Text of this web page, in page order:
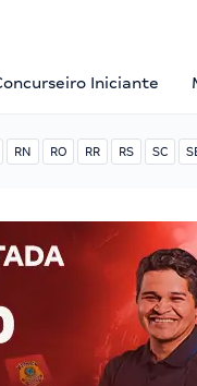
Iniciante
RN RO RR RS SC